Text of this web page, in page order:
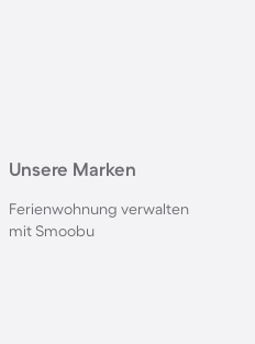
Unsere Marken
Ferienwohnung verwalten
mit Smoobu